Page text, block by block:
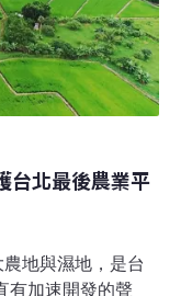
武潭國小佳平分校
學（阿美族）、花
花蓮縣海端鄉海端
美國民小學（布農
），以及有
台北最後農業平
地與濕地，是台
有加速開發的聲